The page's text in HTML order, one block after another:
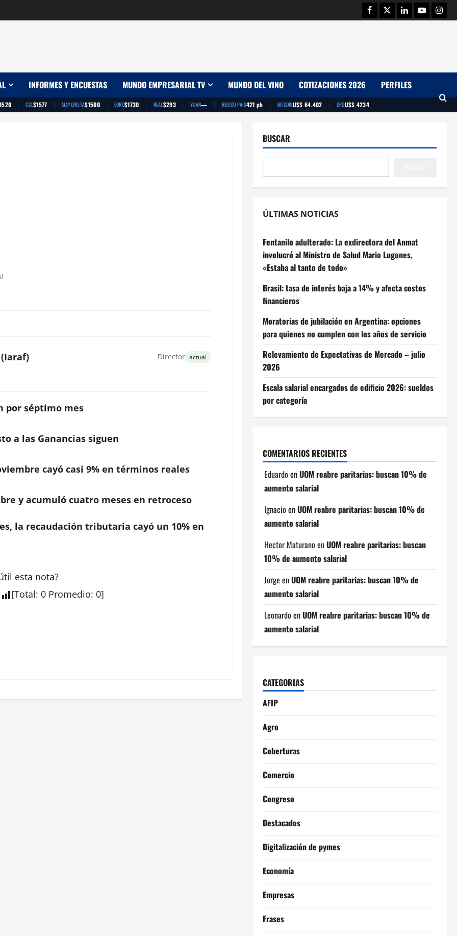
Facebook
TwitterLinkedinYoutube
INFORMES Y ENCUESTAS MUNDO EMPRESARIAL TV MUNDO DEL VINO COTIZACIONES 2026 PERFILES
| CCL$1577 | MAYORISTA$1500 | EURO$1730 | REAL$293 | YUAN— | RIESGO PAÍS421 pb | BITCOINU$S 64.402 | OROU$S 4234
Director actual
por séptimo mes
a las Ganancias siguen
cayó casi 9% en términos reales
y acumuló cuatro meses en retroceso
la recaudación tributaria cayó un 10% en
esta nota?
[Total: 0 Promedio: 0]
BUSCAR
ÚLTIMAS NOTICIAS
Fentanilo adulterado: La exdirectora del Anmat
involucró al Ministro de Salud Mario Lugones,
«Estaba al tanto de todo»
Brasil: tasa de interés baja a 14% y afecta costos
financieros
Moratorias de jubilación en Argentina: opciones
para quienes no cumplen con los años de servicio
Relevamiento de Expectativas de Mercado – julio
2026
Escala salarial encargados de edificio 2026: sueldos
por categoría
COMENTARIOS RECIENTES
Eduardo enUOM reabre paritarias: buscan 10% de
aumento salarial
Ignacio enUOM reabre paritarias: buscan 10% de
aumento salarial
Hector Maturano enUOM reabre paritarias: buscan
10% de aumento salarial
Jorge enUOM reabre paritarias: buscan 10% de
aumento salarial
Leonardo enUOM reabre paritarias: buscan 10% de
aumento salarial
CATEGORIAS
AFIP
Agro
Coberturas
Comercio
Congreso
Destacados
Digitalización de pymes
Economía
Empresas
Frases